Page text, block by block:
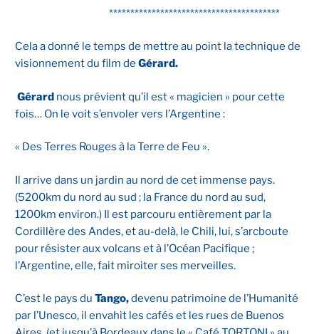
****************************************
Cela a donné le temps de mettre au point la technique de
visionnement du film deGérard.
Gérard nous prévient qu’il est « magicien » pour cette
fois… On le voit s’envoler vers l’Argentine :
« Des Terres Rouges à la Terre de Feu ».
Il arrive dans un jardin au nord de cet immense pays.
(5200km du nord au sud ; la France du nord au sud,
1200km environ.) Il est parcouru entièrement par la
Cordillère des Andes, et au-delà, le Chili, lui, s’arcboute
pour résister aux volcans et à l’Océan Pacifique ;
l’Argentine, elle, fait miroiter ses merveilles.
C’est le pays duTango,devenu patrimoine de l’Humanité
par l’Unesco, il envahit les cafés et les rues de Buenos